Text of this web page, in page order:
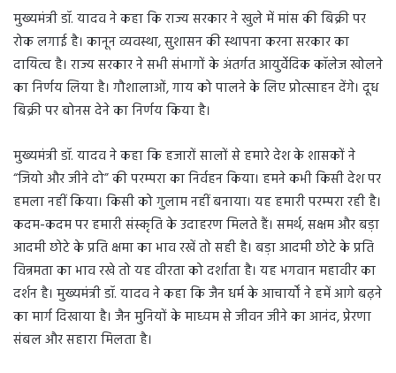
मुख्यमंत्री डॉ. यादव ने कहा कि राज्य सरकार ने खुले में मांस की बिक्री पर
रोक लगाई है। कानून व्यवस्था, सुशासन की स्थापना करना सरकार का
दायित्व है। राज्य सरकार ने सभी संभागों के अंतर्गत आयुर्वेदिक कॉलेज खोलने
का निर्णय लिया है। गौशालाओं, गाय को पालने के लिए प्रोत्साहन देंगे। दूध
बिक्री पर बोनस देने का निर्णय किया है।
मुख्यमंत्री डॉ. यादव ने कहा कि हजारों सालों से हमारे देश के शासकों ने
“जियो और जीने दो” की परम्परा का निर्वहन किया। हमने कभी किसी देश पर
हमला नहीं किया। किसी को गुलाम नहीं बनाया। यह हमारी परम्परा रही है।
कदम-कदम पर हमारी संस्कृति के उदाहरण मिलते हैं। समर्थ, सक्षम और बड़ा
आदमी छोटे के प्रति क्षमा का भाव रखें तो सही है। बड़ा आदमी छोटे के प्रति
विन्रमता का भाव रखे तो यह वीरता को दर्शाता है। यह भगवान महावीर का
दर्शन है। मुख्यमंत्री डॉ. यादव ने कहा कि जैन धर्म के आचार्यों ने हमें आगे बढ़ने
का मार्ग दिखाया है। जैन मुनियों के माध्यम से जीवन जीने का आनंद, प्रेरणा
संबल और सहारा मिलता है।